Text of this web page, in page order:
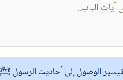
الباب..
تيسير الوصول إلى أحاديث الرسول ﷺ